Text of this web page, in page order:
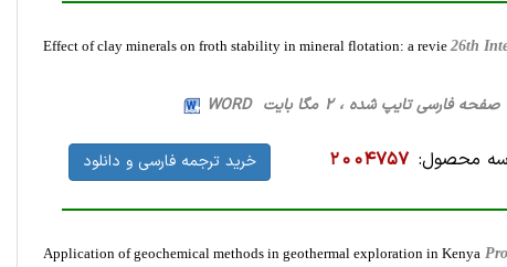
Effect of clay minerals on froth stability in mineral flotation: a revie 26th
محصول: 2004757 خرید ترجمه فارسی و دانلود
Application of geochemical methods in geothermal exploration in Kenya